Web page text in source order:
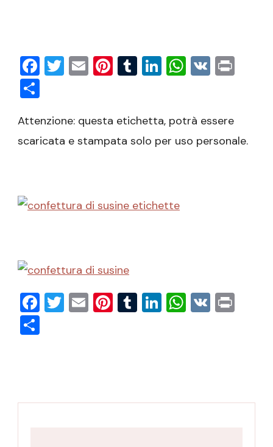
Facebook
Twitter
EmailPinterest
Tumblr
LinkedIn
VK
Attenzione: questa etichetta, potrà essere
scaricata e stampata solo per uso personale.
Facebook
Twitter
EmailPinterest
Tumblr
LinkedIn
VK